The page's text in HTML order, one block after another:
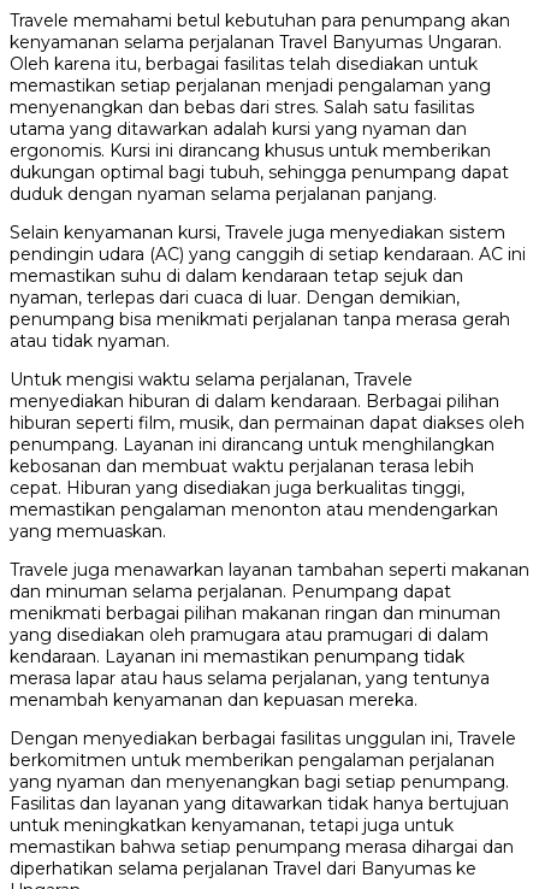
Travele memahami betul kebutuhan para penumpang akan
kenyamanan selama perjalanan Travel Banyumas Ungaran.
Oleh karena itu, berbagai fasilitas telah disediakan untuk
memastikan setiap perjalanan menjadi pengalaman yang
menyenangkan dan bebas dari stres. Salah satu fasilitas
utama yang ditawarkan adalah kursi yang nyaman dan
ergonomis. Kursi ini dirancang khusus untuk memberikan
dukungan optimal bagi tubuh, sehingga penumpang dapat
duduk dengan nyaman selama perjalanan panjang.
Selain kenyamanan kursi, Travele juga menyediakan sistem
pendingin udara (AC) yang canggih di setiap kendaraan. AC ini
memastikan suhu di dalam kendaraan tetap sejuk dan
nyaman, terlepas dari cuaca di luar. Dengan demikian,
penumpang bisa menikmati perjalanan tanpa merasa gerah
atau tidak nyaman.
Untuk mengisi waktu selama perjalanan, Travele
menyediakan hiburan di dalam kendaraan. Berbagai pilihan
hiburan seperti film, musik, dan permainan dapat diakses oleh
penumpang. Layanan ini dirancang untuk menghilangkan
kebosanan dan membuat waktu perjalanan terasa lebih
cepat. Hiburan yang disediakan juga berkualitas tinggi,
memastikan pengalaman menonton atau mendengarkan
yang memuaskan.
Travele juga menawarkan layanan tambahan seperti makanan
dan minuman selama perjalanan. Penumpang dapat
menikmati berbagai pilihan makanan ringan dan minuman
yang disediakan oleh pramugara atau pramugari di dalam
kendaraan. Layanan ini memastikan penumpang tidak
merasa lapar atau haus selama perjalanan, yang tentunya
menambah kenyamanan dan kepuasan mereka.
Dengan menyediakan berbagai fasilitas unggulan ini, Travele
berkomitmen untuk memberikan pengalaman perjalanan
yang nyaman dan menyenangkan bagi setiap penumpang.
Fasilitas dan layanan yang ditawarkan tidak hanya bertujuan
untuk meningkatkan kenyamanan, tetapi juga untuk
memastikan bahwa setiap penumpang merasa dihargai dan
diperhatikan selama perjalanan Travel dari Banyumas ke